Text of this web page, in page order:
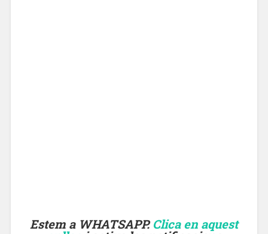
Estem a WHATSAPP. Clica en aquest